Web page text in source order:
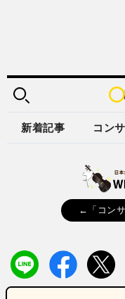
新着記事 コン
←「コン